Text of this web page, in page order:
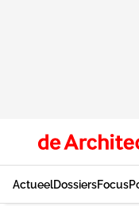
ActueelDossiersFocus